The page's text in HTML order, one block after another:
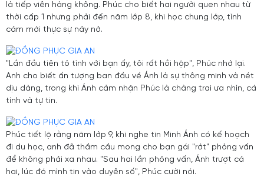
là tiếp viên hàng không. Phúc cho biết hai người quen nhau từ
thời cấp 1 nhưng phải đến năm lớp 8, khi học chung lớp, tình
cảm mới thực sự nảy nở.
"Lần đầu tiên tỏ tình với bạn ấy, tôi rất hồi hộp", Phúc nhớ lại.
Anh cho biết ấn tượng ban đầu về Ánh là sự thông minh và nét
dịu dàng, trong khi Ánh cảm nhận Phúc là chàng trai ưa nhìn, cá
tính và tự tin.
Phúc tiết lộ rằng năm lớp 9, khi nghe tin Minh Ánh có kế hoạch
đi du học, anh đã thầm cầu mong cho bạn gái "rớt" phỏng vấn
để không phải xa nhau. "Sau hai lần phỏng vấn, Ánh trượt cả
hai, lúc đó mình tin vào duyên số", Phúc cười nói.